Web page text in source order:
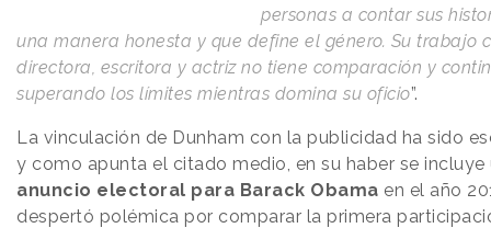
personas a contar sus
una manera honesta y que define el género. Su trabajo
directora, escritora y actriz no tiene comparación y
superando los límites mientras domina su oficio”.
La vinculación de Dunham con la publicidad ha sido
y como apunta el citado medio, en su haber se incluye
anuncio electoral para Barack Obama en el año
despertó polémica por comparar la primera